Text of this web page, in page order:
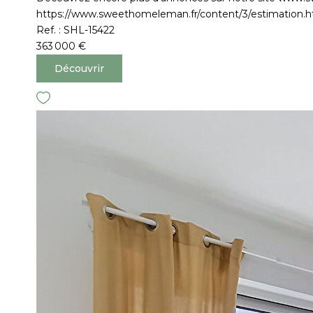
https://www.sweethomeleman.fr/content/3/
Ref. : SHL-15422
363 000 €
Découvrir